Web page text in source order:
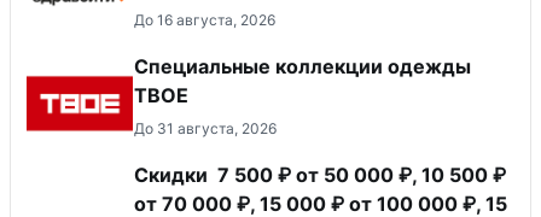
До 16 августа, 2026
Специальные коллекции одежды
ТВОЕ
До 31 августа, 2026
Скидки 7 500 ₽ от 50 000 ₽, 10 500 ₽
от 70 000 ₽, 15 000 ₽ от 100 000 ₽, 15